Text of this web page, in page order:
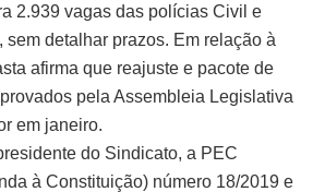
2.939 vagas das polícias Civil e
detalhar prazos. Em relação à
afirma que reajuste e pacote de
pela Assembleia Legislativa
em janeiro.
do Sindicato, a PEC
à Constituição) número 18/2019 e